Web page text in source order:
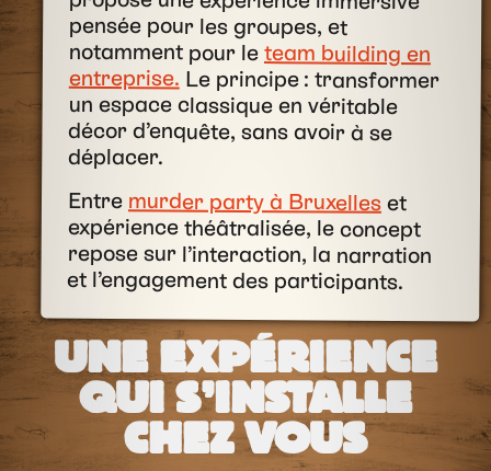
pensée pour les groupes, et
notamment pour leteam building en
entreprise. Le principe : transformer
un espace classique en véritable
décor d’enquête, sans avoir à se
déplacer.
Entre murder party à Bruxelleset
expérience théâtralisée, le concept
repose sur l’interaction, la narration
et l’engagement des participants.
UNE EXPÉRIENCE
QUI S’INSTALLE
CHEZ VOUS